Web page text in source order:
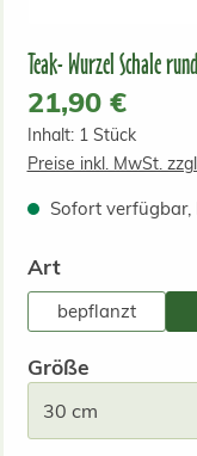
Teak- Wurzel Schale rund
Regulärer Preis:
21,90 €
Inhalt: 1 Stück
Preise inkl. MwSt.
Sofort verfügbar,
Artauswählen
bepflanzt
Größeauswählen